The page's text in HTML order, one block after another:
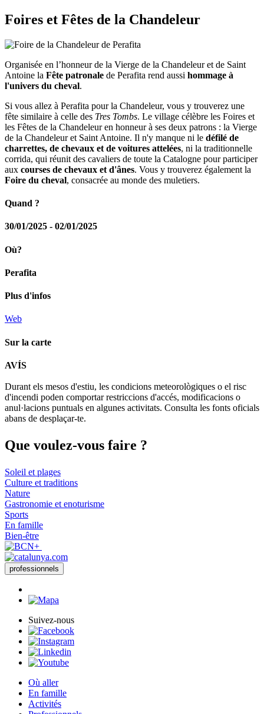
Foires et Fêtes de la Chandeleur
Organisée en l’honneur de la Vierge de la Chandeleur et de Saint
Antoine la Fête patronale de Perafita rend aussi hommage à
l'univers du cheval.
Si vous allez à Perafita pour la Chandeleur, vous y trouverez une
fête similaire à celle des Tres Tombs. Le village célèbre les Foires et
les Fêtes de la Chandeleur en honneur à ses deux patrons : la Vierge
de la Chandeleur et Saint Antoine. Il n'y manque ni le défilé de
charrettes, de chevaux et de voitures attelées, ni la traditionnelle
corrida, qui réunit des cavaliers de toute la Catalogne pour participer
aux courses de chevaux et d'ânes. Vous y trouverez également la
Foire du cheval, consacrée au monde des muletiers.
Quand ?
30/01/2025 - 02/01/2025
Où?
Perafita
Plus d'infos
Web
Sur la carte
−
AVÍS
Durant els mesos d'estiu, les condicions meteorològiques o el risc
d'incendi poden comportar restriccions d'accés, modificacions o
anul·lacions puntuals en algunes activitats. Consulta les fonts oficials
abans de desplaçar-te.
Que voulez-vous faire ?
Soleil et plages
Culture et traditions
Nature
Gastronomie et enoturisme
Sports
En famille
Bien-être
professionnels
Suivez-nous
Où aller
En famille
Activités